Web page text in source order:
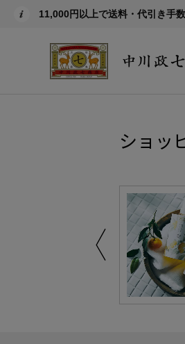
11,000円以上で送料・代引き手
ショッ